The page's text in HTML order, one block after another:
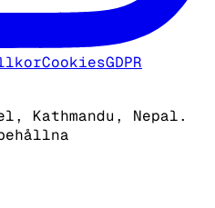
CookiesGDPR
Kathmandu, Nepal.